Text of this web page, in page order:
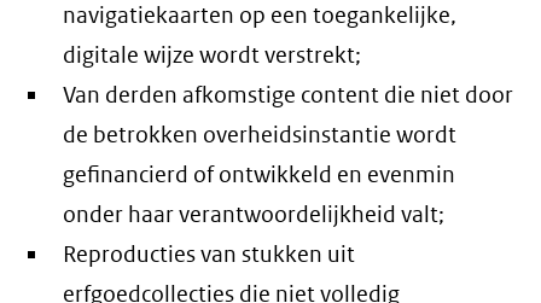
navigatiekaarten op een toegankelijke,
digitale wijze wordt verstrekt;
Van derden afkomstige content die niet door
de betrokken overheidsinstantie wordt
gefinancierd of ontwikkeld en evenmin
onder haar verantwoordelijkheid valt;
Reproducties van stukken uit
erfgoedcollecties die niet volledig